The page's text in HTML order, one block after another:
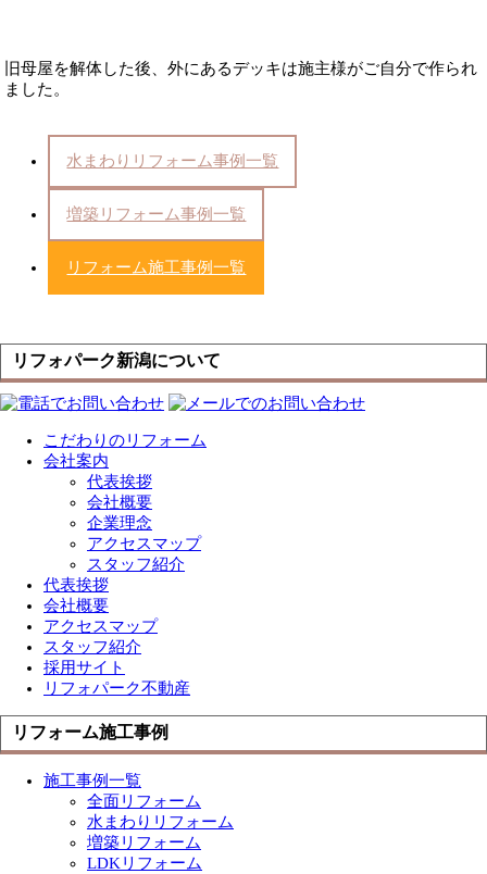
旧母屋を解体した後、外にあるデッキは施主様がご自分で作られ
ました。
水まわりリフォーム事例一覧
増築リフォーム事例一覧
リフォーム施工事例一覧
リフォパーク新潟について
こだわりのリフォーム
会社案内
代表挨拶
会社概要
企業理念
アクセスマップ
スタッフ紹介
代表挨拶
会社概要
アクセスマップ
スタッフ紹介
採用サイト
リフォパーク不動産
リフォーム施工事例
施工事例一覧
全面リフォーム
水まわりリフォーム
増築リフォーム
LDKリフォーム